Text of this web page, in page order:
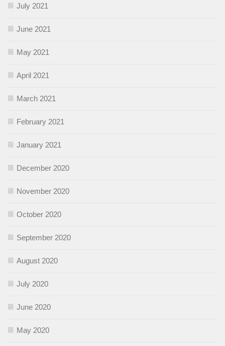
July 2021
June 2021
May 2021
April 2021
March 2021
February 2021
January 2021
December 2020
November 2020
October 2020
September 2020
August 2020
July 2020
June 2020
May 2020